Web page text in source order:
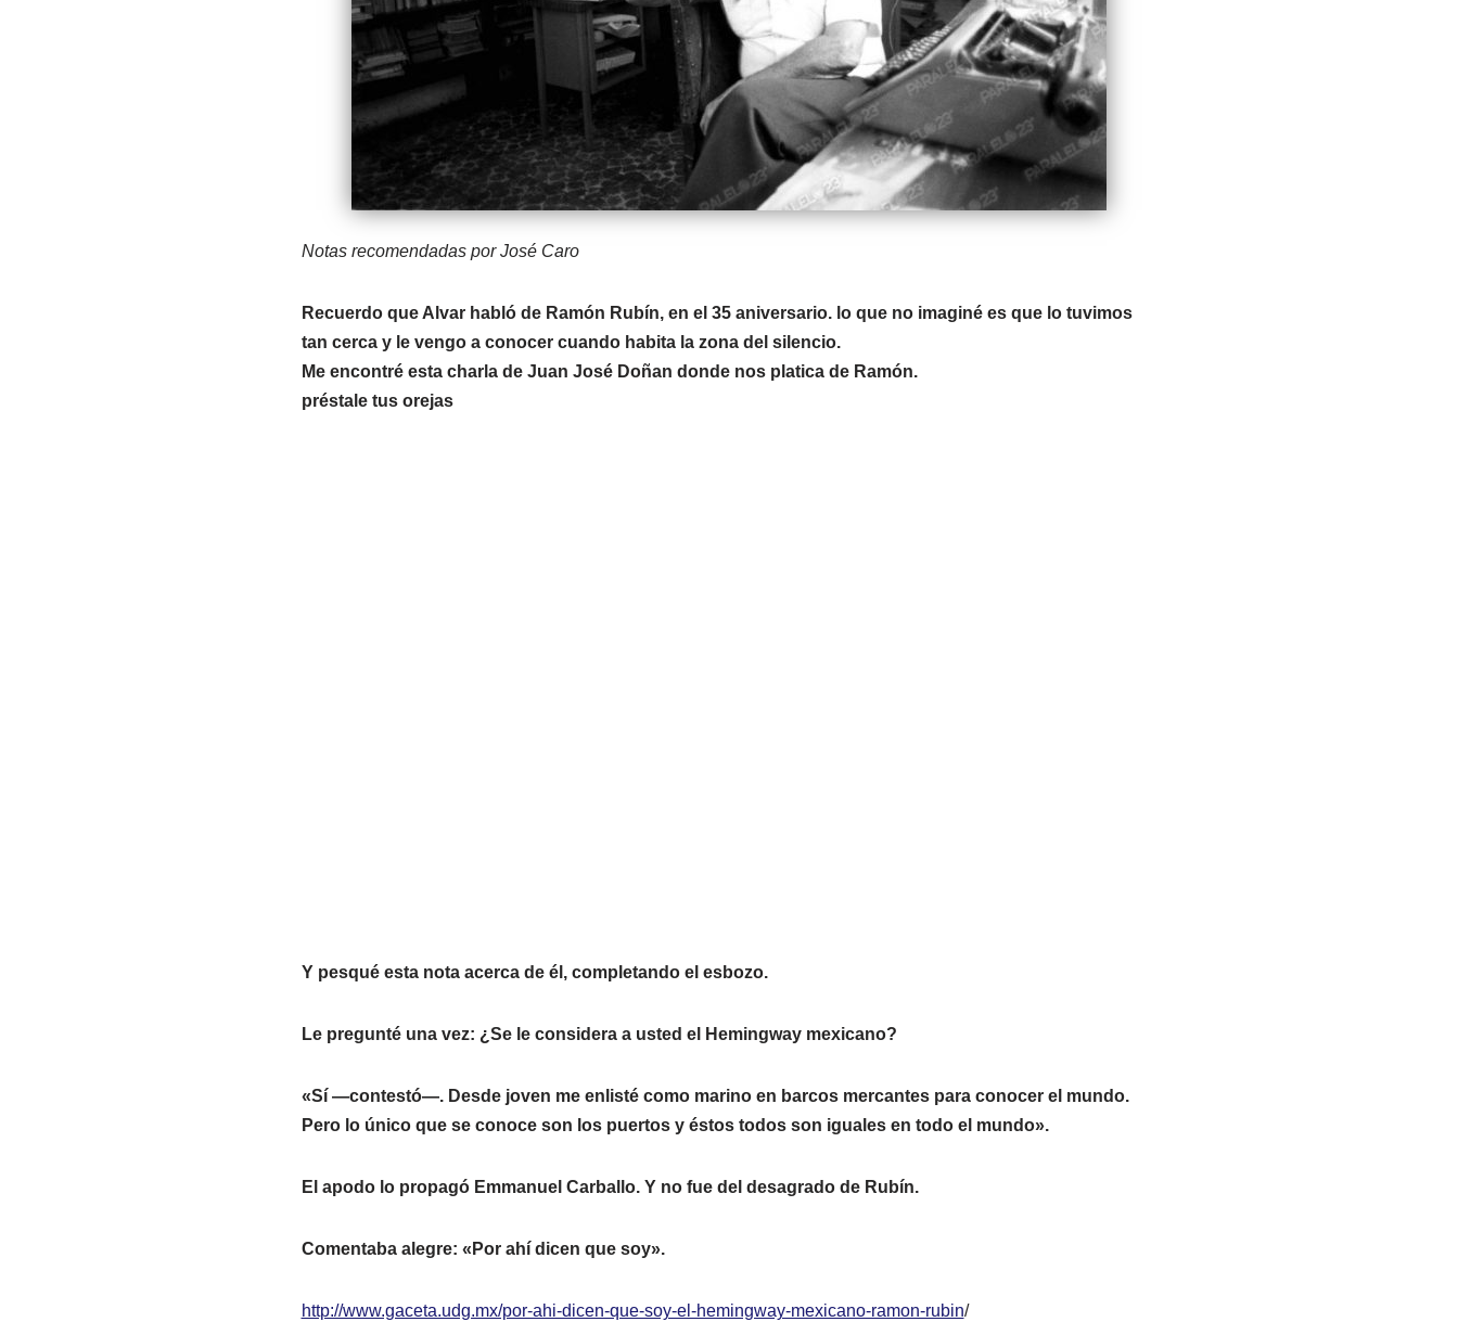
Notas recomendadas por José Caro
Recuerdo que Alvar habló de Ramón Rubín, en el 35 aniversario. lo que no imaginé es que lo tuvimos
tan cerca y le vengo a conocer cuando habita la zona del silencio.
Me encontré esta charla de Juan José Doñan donde nos platica de Ramón.
préstale tus orejas
Y pesqué esta nota acerca de él, completando el esbozo.
Le pregunté una vez: ¿Se le considera a usted el Hemingway mexicano?
«Sí —contestó—. Desde joven me enlisté como marino en barcos mercantes para conocer el mundo.
Pero lo único que se conoce son los puertos y éstos todos son iguales en todo el mundo».
El apodo lo propagó Emmanuel Carballo. Y no fue del desagrado de Rubín.
Comentaba alegre: «Por ahí dicen que soy».
http://www.gaceta.udg.mx/por-ahi-dicen-que-soy-el-hemingway-mexicano-ramon-rubin/